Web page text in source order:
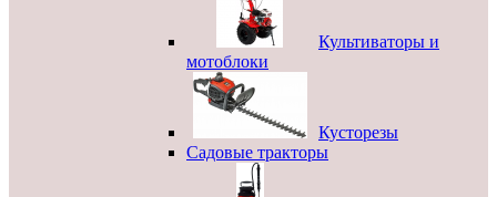
Культиваторы и
мотоблоки
Кусторезы
Садовые тракторы